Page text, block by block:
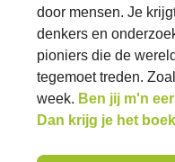
door mensen. Je
denkers en
pioniers die de
tegemoet treden.
week. Ben jij m'n
Dan krijg je het